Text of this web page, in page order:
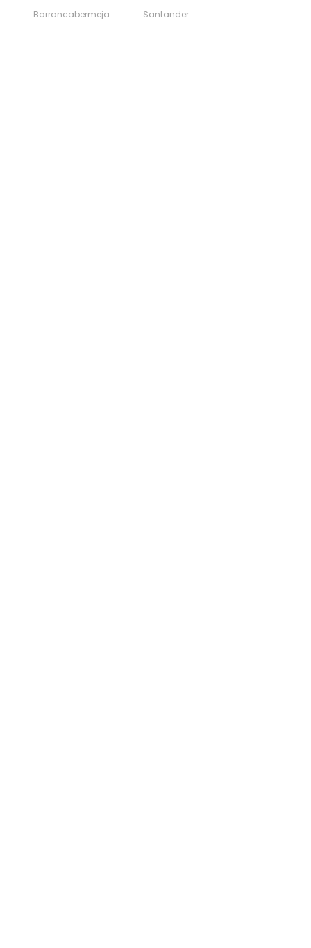
Barrancabermeja Santander